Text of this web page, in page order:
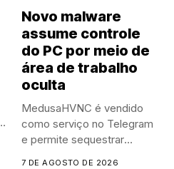
Novo malware
assume controle
do PC por meio de
área de trabalho
oculta
MedusaHVNC é vendido
como serviço no Telegram
e permite sequestrar
7 DE AGOSTO DE 2026